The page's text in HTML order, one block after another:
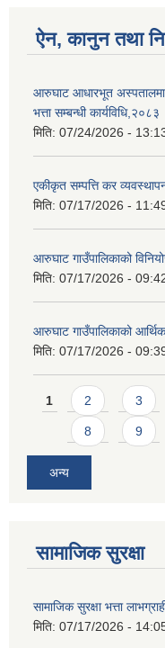
ऐन, कानुन तथा
आरुघाट आधारभूत अस्पतालमा
भत्ता सम्बन्धी कार्यविधि,२०८३
मिति: 07/24/2026 -
एकीकृत सम्पत्ति कर
मिति: 07/17/2026 -
आरुघाट गाउँपालिकाको
मिति: 07/17/2026 -
आरुघाट गाउँपालिकाको
मिति: 07/17/2026 -
Pages
1 2 3
8 9
अन्य
सामाजिक सुरक्षा
सामाजिक सुरक्षा भत्ता
मिति: 07/17/2026 -